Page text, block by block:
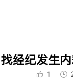
经纪发生内
1